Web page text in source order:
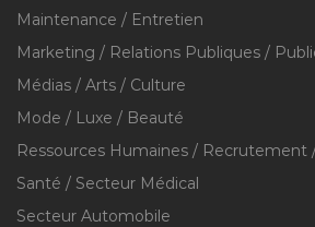
Maintenance / Entretien
Marketing / Relations Publiques /
Médias / Arts / Culture
Mode / Luxe / Beauté
Ressources Humaines / Recrutement
Santé / Secteur Médical
Secteur Automobile